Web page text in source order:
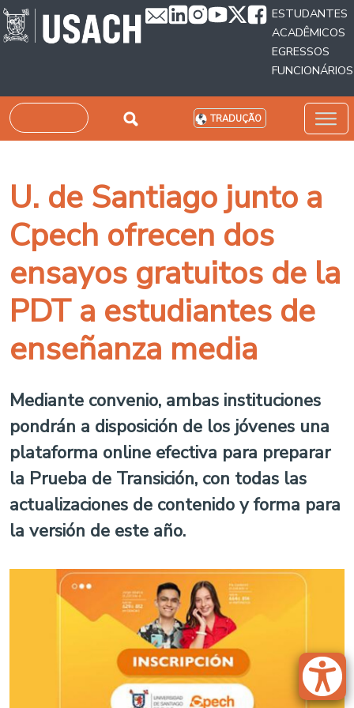
Passar para o conteúdo principal
ESTUDANTES
ACADÊMICOS
EGRESSOS
FUNCIONÁRIOS
Pesquisar TRADUÇÃO
U. de Santiago junto a
Cpech ofrecen dos
ensayos gratuitos de la
PDT a estudiantes de
enseñanza media
Mediante convenio, ambas instituciones
pondrán a disposición de los jóvenes una
plataforma online efectiva para preparar
la Prueba de Transición, con todas las
actualizaciones de contenido y forma para
la versión de este año.